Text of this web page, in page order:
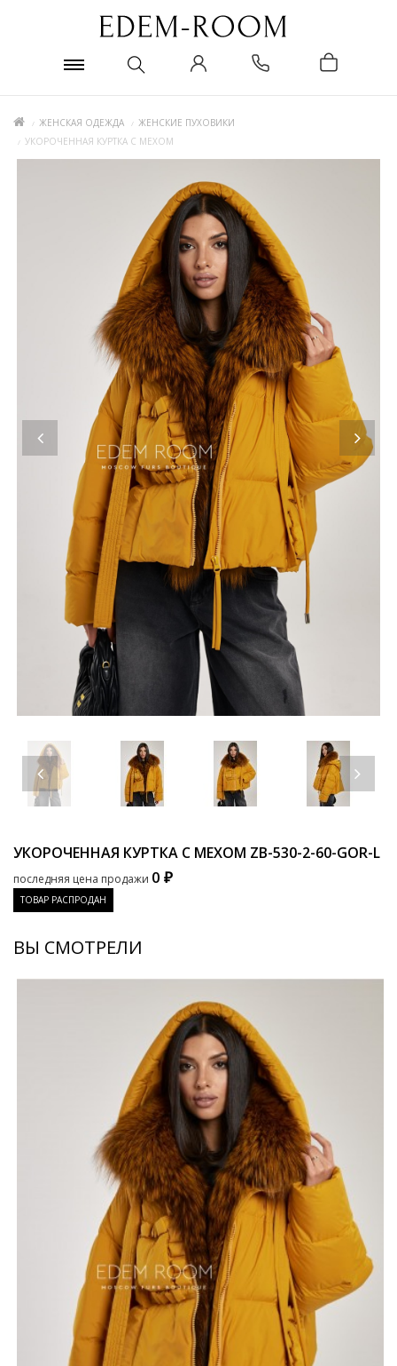
ЖЕНСКАЯ ОДЕЖДА
ЖЕНСКИЕ ПУХОВИКИ
УКОРОЧЕННАЯ КУРТКА С МЕХОМ
УКОРОЧЕННАЯ КУРТКА С МЕХОМ ZB-530-2-60-GOR-L
последняя цена продажи 0 ₽
ТОВАР РАСПРОДАН
ВЫ СМОТРЕЛИ